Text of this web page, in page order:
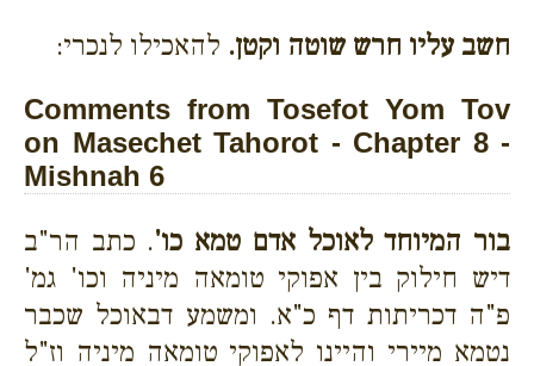
חשב עליו חרש שוטה וקטן. להאכילו לנכרי:
Comments from Tosefot Yom Tov
on Masechet Tahorot - Chapter 8 -
Mishnah 6
בור המיוחד לאוכל אדם טמא כו'. כתב הר"ב
דיש חילוק בין אפוקי טומאה מיניה וכו' גמ'
פ"ה דכריתות דף כ"א. ומשמע דבאוכל שכבר
נטמא מיירי והיינו לאפוקי טומאה מיניה וז"ל